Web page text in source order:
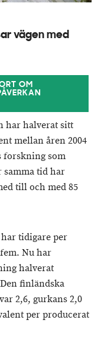
vägen med
OM
har halverat sitt
mellan åren 2004
forskning som
samma tid har
till och med 85
tidigare per
Nu har
halverat
finländska
2,6, gurkans 2,0
per producerat